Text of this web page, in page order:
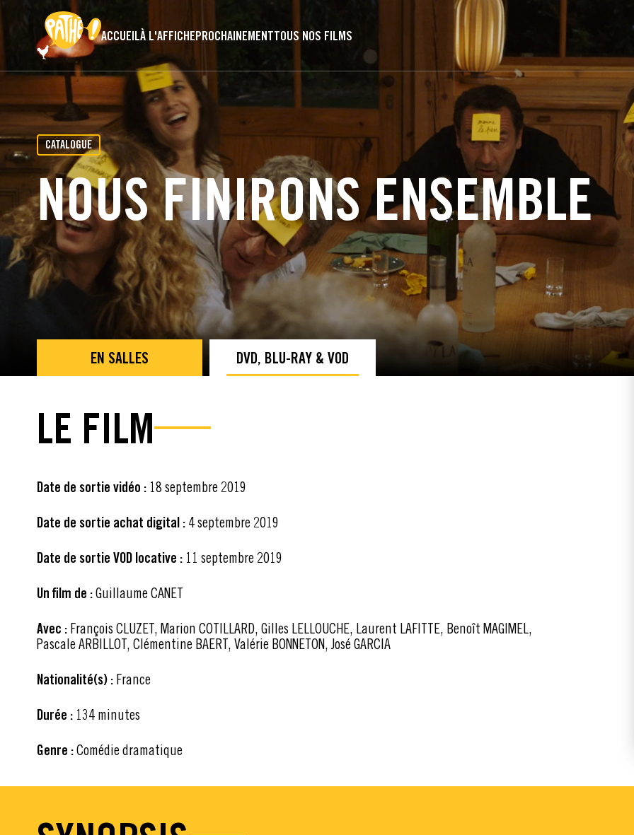
ACCUEILÀ L'AFFICHEPROCHAINEMENTTOUS NOS FILMS
CATALOGUE
NOUS FINIRONS ENSEMBLE
EN SALLES DVD, BLU-RAY & VOD
LE FILM
Date de sortie vidéo : 18 septembre 2019
Date de sortie achat digital : 4 septembre 2019
Date de sortie VOD locative : 11 septembre 2019
Un film de :Guillaume CANET
Avec : François CLUZET, Marion COTILLARD, Gilles LELLOUCHE, Laurent LAFITTE, Benoît MAGIMEL,
Pascale ARBILLOT, Clémentine BAERT, Valérie BONNETON, José GARCIA
Nationalité(s) : France
Durée : 134 minutes
Genre :Comédie dramatique